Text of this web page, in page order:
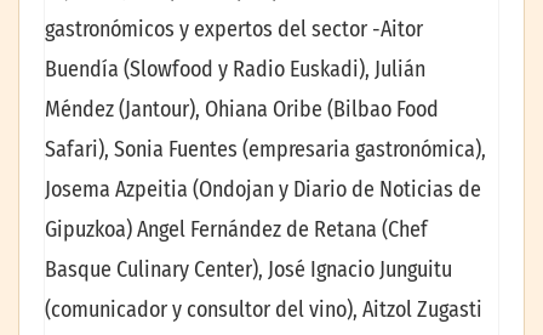
gastronómicos y expertos del sector -Aitor
Buendía (Slowfood y Radio Euskadi), Julián
Méndez (Jantour), Ohiana Oribe (Bilbao Food
Safari), Sonia Fuentes (empresaria gastronómica),
Josema Azpeitia (Ondojan y Diario de Noticias de
Gipuzkoa) Angel Fernández de Retana (Chef
Basque Culinary Center), José Ignacio Junguitu
(comunicador y consultor del vino), Aitzol Zugasti